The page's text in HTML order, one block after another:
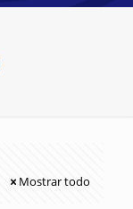
Mostrar todo